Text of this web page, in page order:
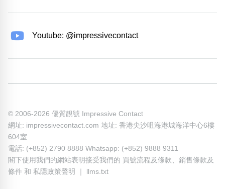
Youtube: @impressivecontact
© 2006-2026 優質靚號 Impressive Contact
網址: impressivecontact.com 地址: 香港尖沙咀海港城海洋中心6樓
604室
電話: (+852) 2790 8888 Whatsapp: (+852) 9888 9311
閣下使用我們的網站表明接受我們的 買號流程及條款、 銷售條款及
條件 和 私隱政策聲明 llms.txt